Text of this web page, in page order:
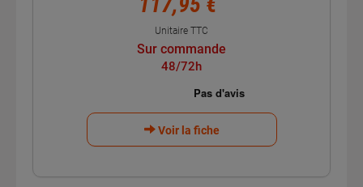
Unitaire TTC
Sur commande
48/72h
Voir la fiche